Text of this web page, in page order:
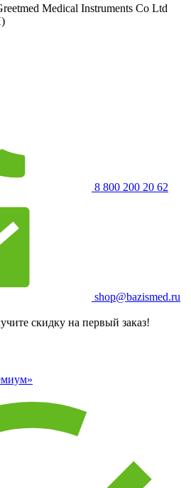
Medical Instruments Co Ltd
8 800 200 20 62
shop@bazismed.ru
скидку на первый заказ!